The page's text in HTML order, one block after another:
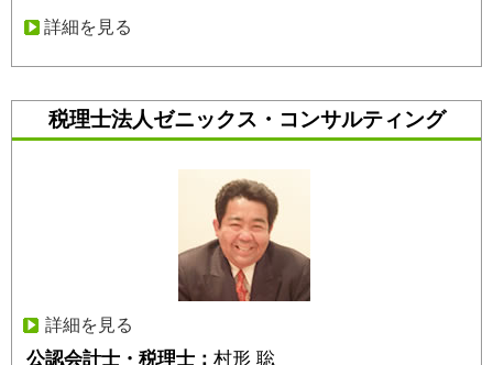
詳細を見る
税理士法人ゼニックス・コンサルティング
詳細を見る
公認会計士・税理士： 村形 聡